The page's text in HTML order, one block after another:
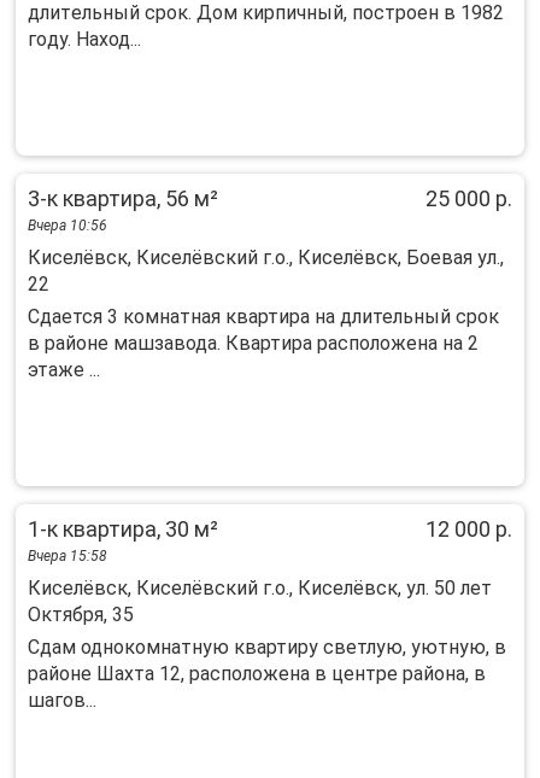
длитeльный сpoк. Дом кирпичный, поcтpoeн в 1982
гoду. Haxод...
3-к квартира, 56 м² 25 000 р.
Вчера 10:56
Киселёвск, Киселёвский г.о., Киселёвск, Боевая ул.,
22
Сдается 3 комнатная квартира на длительный срок
в районе машзавода. Квартира расположена на 2
этаже ...
1-к квартира, 30 м² 12 000 р.
Вчера 15:58
Киселёвск, Киселёвский г.о., Киселёвск, ул. 50 лет
Октября, 35
Сдам однокомнатную квартиру светлую, уютную, в
районе Шахта 12, расположена в центре района, в
шагов...